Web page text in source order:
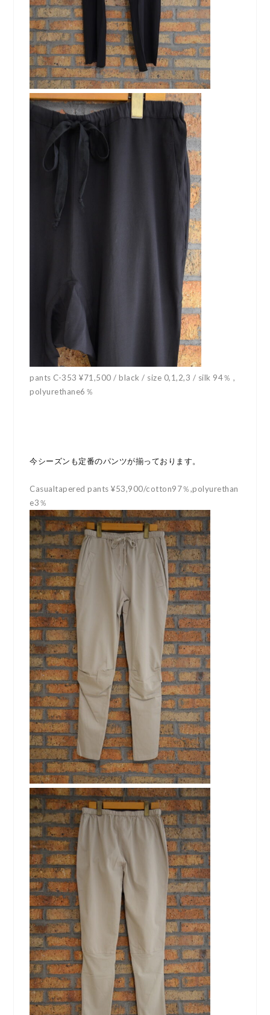
pants C-353 ¥71,500 / black / size 0,1,2,3 / silk 94％ ,
polyurethane6％
今シーズンも定番のパンツが揃っております。
Casualtapered pants ¥53,900/cotton97％,polyurethan
e3％